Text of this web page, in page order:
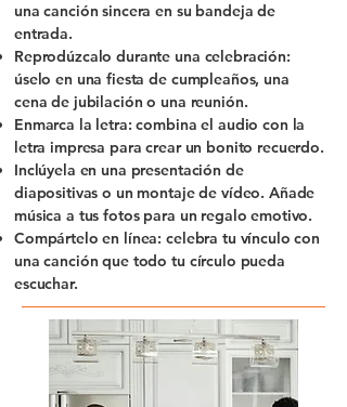
una canción sincera en su bandeja de
entrada.
Reprodúzcalo durante una celebración:
úselo en una fiesta de cumpleaños, una
cena de jubilación o una reunión.
Enmarca la letra: combina el audio con la
letra impresa para crear un bonito recuerdo.
Inclúyela en una presentación de
diapositivas o un montaje de vídeo. Añade
música a tus fotos para un regalo emotivo.
Compártelo en línea: celebra tu vínculo con
una canción que todo tu círculo pueda
escuchar.